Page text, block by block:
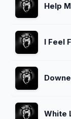
Help
I Feel
White